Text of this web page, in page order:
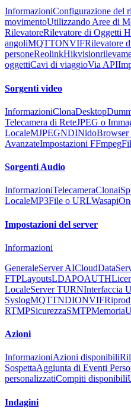
InformazioniConfigurazione del
movimentoUtilizzando Aree di
RilevatoreRilevatore di Oggetti
angoliMQTTONVIFRilevatore
personeReolinkHikvision
oggettiCavi di viaggioVia API
Sorgenti video
InformazioniClonaDesktop
Telecamera di ReteJPEG o
LocaleMJPEGNDINidoBrowser
AvanzateImpostazioni FFmpeg
Sorgenti Audio
InformazioniTelecameraClona
LocaleMP3File o URLWasapi
Impostazioni del server
Informazioni
GeneraleServer AICloudData
FTPLayoutsLDAPOAUTH
LocaleServer TURNInterfaccia
SyslogMQTTNDIONVIF
RTMPSicurezzaSMTPMemoria
Azioni
InformazioniAzioni disponibili
SospettaAggiunta di Eventi
personalizzatiCompiti disponibili
Indagini